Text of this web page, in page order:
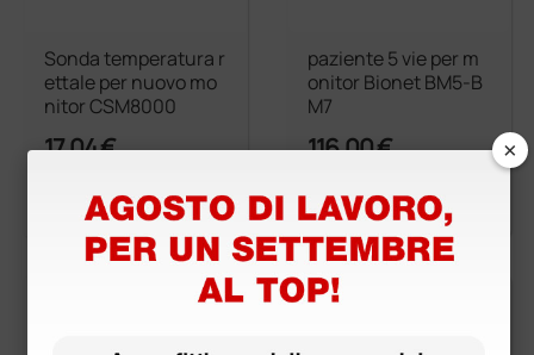
Sonda temperatura r
ettale per nuovo mo
nitor CSM8000
17,04 €
1 pz.
paziente 5 vie per m
onitor Bionet BM5-B
M7
116,00 € ×